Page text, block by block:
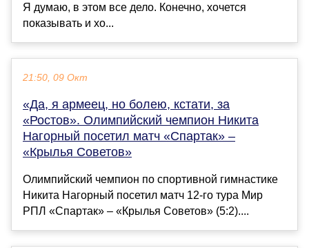
Я думаю, в этом все дело. Конечно, хочется
показывать и хо...
21:50, 09 Окт
«Да, я армеец, но болею, кстати, за
«Ростов». Олимпийский чемпион Никита
Нагорный посетил матч «Спартак» –
«Крылья Советов»
Олимпийский чемпион по спортивной гимнастике
Никита Нагорный посетил матч 12-го тура Мир
РПЛ «Спартак» – «Крылья Советов» (5:2)....